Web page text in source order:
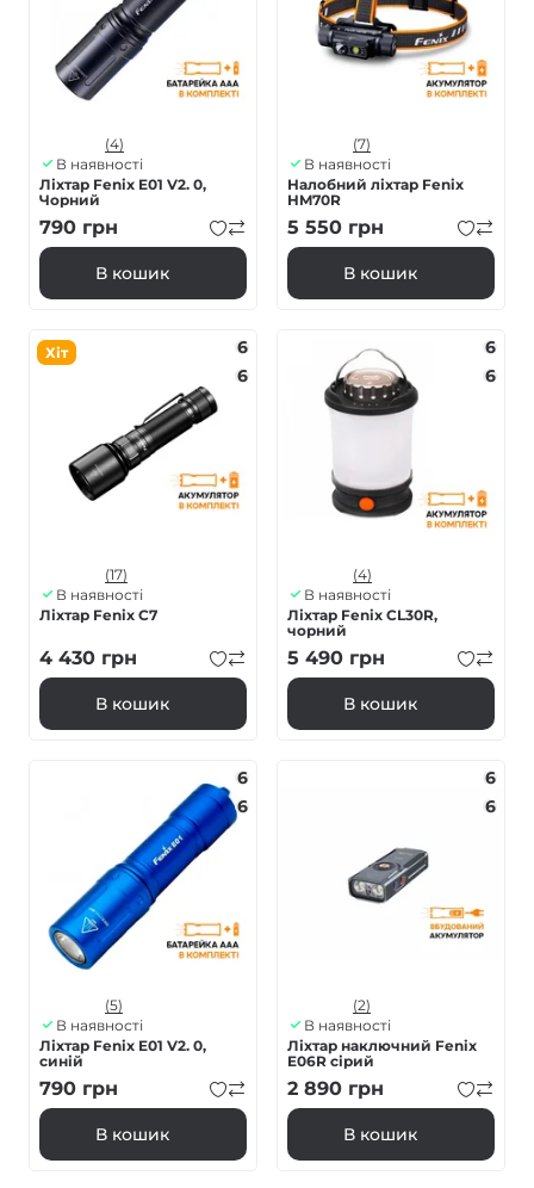
(4)
В наявності
Ліхтар Fenix E01 V2. 0,
Чорний
790 грн
В кошик
(7)
В наявності
Налобний ліхтар Fenix
HM70R
5 550 грн
В кошик
Хіт
6
6
(17)
В наявності
Ліхтар Fenix C7
4 430 грн
В кошик
6
6
(4)
В наявності
Ліхтар Fenix CL30R,
чорний
5 490 грн
В кошик
6
6
(5)
В наявності
Ліхтар Fenix E01 V2. 0,
синій
790 грн
В кошик
6
6
(2)
В наявності
Ліхтар наключний Fenix
E06R сірий
2 890 грн
В кошик